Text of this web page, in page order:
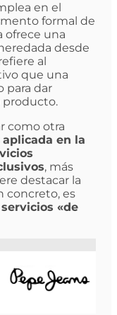
en el
formal de
ofrece una
desde
al
que una
para dar
como otra
aplicada en la
, más
destacar la
concreto, es
«de